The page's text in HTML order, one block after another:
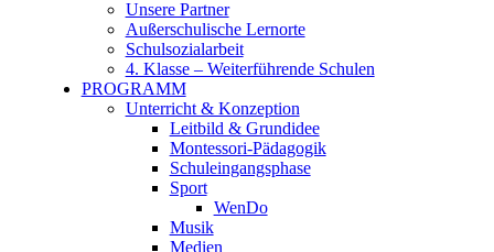
Unsere Partner
Außerschulische Lernorte
Schulsozialarbeit
4. Klasse – Weiterführende Schulen
PROGRAMM
Unterricht & Konzeption
Leitbild & Grundidee
Montessori-Pädagogik
Schuleingangsphase
Sport
WenDo
Musik
Medien